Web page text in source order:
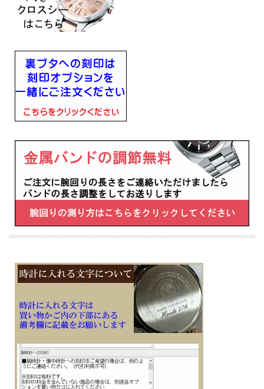
■５気圧防水
■スーパーチタニウム
■球面サファイアガラス(無反射コーティング)
■カレンダー（日付）機能
■耐ニッケルアレルギー
■JIS一種耐磁
■バンド幅12mm
■幅27mm×厚み8.2mm×重さ35g
■キャリバーNo：H060
■バンド調整可能サイズ：120～184mm
・充電残量表示機能
・充電警告機能
・日中米欧電波受信
・受信局自動選択機能
・強制受信機能
・パーペチュアルカレンダー
・ワールドタイム(24時差)
子供 娘 彼女 妻 お母さん お義母さん 会社 永年勤続 周年記念 皆勤 栄転 退職 誕生
日 入学 成人 卒業 贈り物 ギフト 記念品 プレゼントにメッセージ 文字 名入れ 刻印
※１０文字分の加工費込みの表示価格です
※在庫ありの時１０日間前後（土日祝日は除く）で発送予定（在庫切れの場合もあ
※刻印文字はカート内の備考欄に記載ください